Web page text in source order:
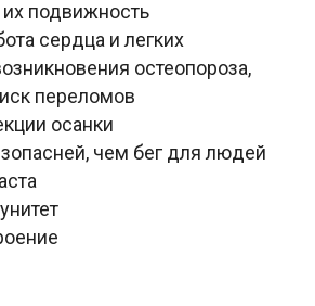
подвижность
сердца и легких
остеопороза,
переломов
осанки
чем бег для людей